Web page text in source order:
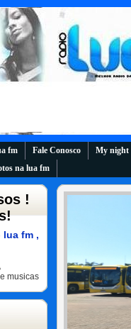
fm Fale Conosco
My night
na lua fm
!
lua fm ,
musicas